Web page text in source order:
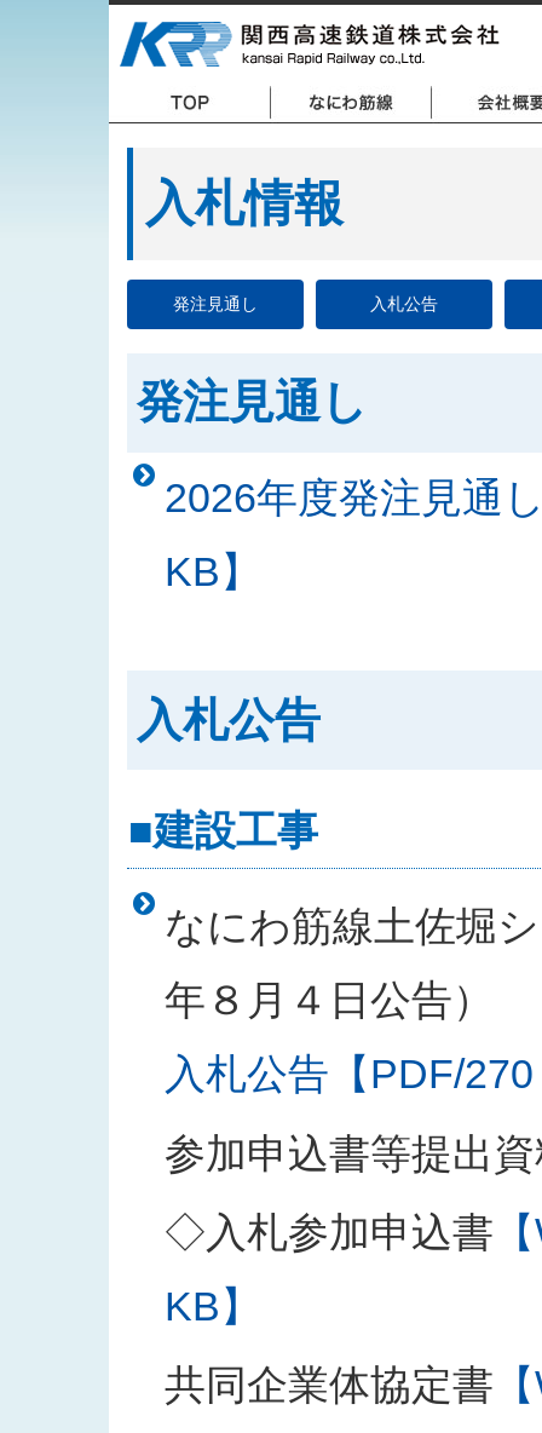
入札情報
発注見通し 入札公告
発注見通し
2026年度発注見通
KB】
入札公告
■建設工事
なにわ筋線土佐堀
年８月４日公告）
入札公告【PDF/
参加申込書等提出
◇入札参加申込書
KB】
共同企業体協定書